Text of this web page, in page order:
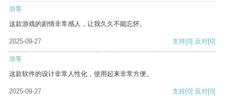
游客
这款游戏的剧情非常感人，让我久久不能忘怀。
2025-09-27 支持[0] 反对[0]
游客
这款软件的设计非常人性化，使用起来非常方便。
2025-09-27 支持[0] 反对[0]